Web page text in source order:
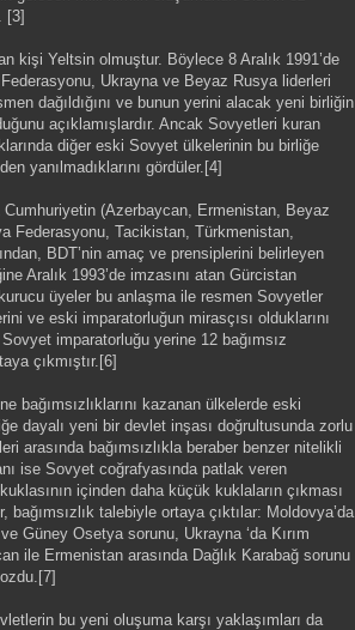
[3]
kişi Yeltsin olmuştur. Böylece 8 Aralık 1991’de
Ukrayna ve Beyaz Rusya liderleri
dağıldığını ve bunun yerini alacak yeni birliğin
açıklamışlardır. Ancak Sovyetleri kuran
diğer eski Sovyet ülkelerinin bu birliğe
yanılmadıklarını gördüler.[4]
Cumhuriyetin (Azerbaycan, Ermenistan, Beyaz
Federasyonu, Tacikistan, Türkmenistan,
BDT’nin amaç ve prensiplerini belirleyen
Aralık 1993’de imzasını atan Gürcistan
üyeler bu anlaşma ile resmen Sovyetler
ve eski imparatorluğun mirasçısı olduklarını
imparatorluğu yerine 12 bağımsız
çıkmıştır.[6]
bağımsızlıklarını kazanan ülkelerde eski
dayalı yeni bir devlet inşası doğrultusunda zorlu
arasında bağımsızlıkla beraber benzer nitelikli
ise Sovyet coğrafyasında patlak veren
içinden daha küçük kuklaların çıkması
talebiyle ortaya çıktılar: Moldovya’da
Güney Osetya sorunu, Ukrayna ‘da Kırım
ile Ermenistan arasında Dağlık Karabağ sorunu
bu yeni oluşuma karşı yaklaşımları da